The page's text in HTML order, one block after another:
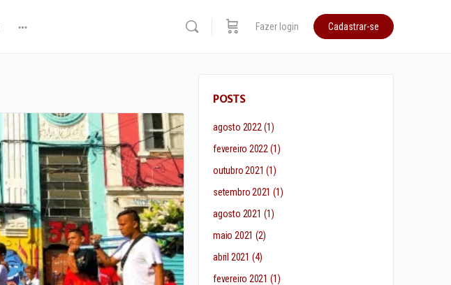
Fazer login Cadastrar-se
POSTS
agosto 2022 (1)
fevereiro 2022 (1)
outubro 2021 (1)
setembro 2021 (1)
agosto 2021 (1)
maio 2021 (2)
abril 2021 (4)
fevereiro 2021 (1)